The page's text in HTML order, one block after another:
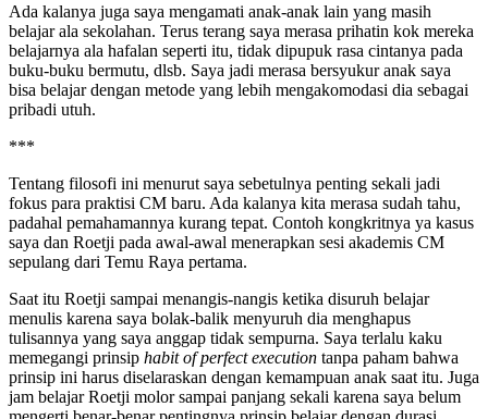
Ada kalanya juga saya mengamati anak-anak lain yang masih
belajar ala sekolahan. Terus terang saya merasa prihatin kok mereka
belajarnya ala hafalan seperti itu, tidak dipupuk rasa cintanya pada
buku-buku bermutu, dlsb. Saya jadi merasa bersyukur anak saya
bisa belajar dengan metode yang lebih mengakomodasi dia sebagai
pribadi utuh.
***
Tentang filosofi ini menurut saya sebetulnya penting sekali jadi
fokus para praktisi CM baru. Ada kalanya kita merasa sudah tahu,
padahal pemahamannya kurang tepat. Contoh kongkritnya ya kasus
saya dan Roetji pada awal-awal menerapkan sesi akademis CM
sepulang dari Temu Raya pertama.
Saat itu Roetji sampai menangis-nangis ketika disuruh belajar
menulis karena saya bolak-balik menyuruh dia menghapus
tulisannya yang saya anggap tidak sempurna. Saya terlalu kaku
memegangi prinsip habit of perfect execution tanpa paham bahwa
prinsip ini harus diselaraskan dengan kemampuan anak saat itu. Juga
jam belajar Roetji molor sampai panjang sekali karena saya belum